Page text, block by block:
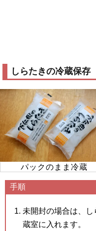
しらたきの冷蔵保存
パックのまま冷蔵
手順
未開封の場合は、
蔵室に入れます。